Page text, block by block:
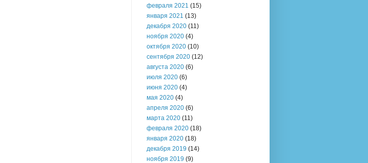
февраля 2021 (15)
января 2021 (13)
декабря 2020 (11)
ноября 2020 (4)
октября 2020 (10)
сентября 2020 (12)
августа 2020 (6)
июля 2020 (6)
июня 2020 (4)
мая 2020 (4)
апреля 2020 (6)
марта 2020 (11)
февраля 2020 (18)
января 2020 (18)
декабря 2019 (14)
ноября 2019 (9)